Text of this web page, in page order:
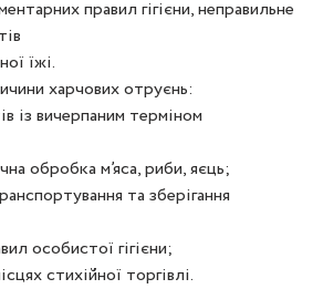
правил гігієни, неправильне
їжі.
харчових отруєнь:
із вичерпаним терміном
обробка м’яса, риби, яєць;
та зберігання
особистої гігієни;
стихійної торгівлі.